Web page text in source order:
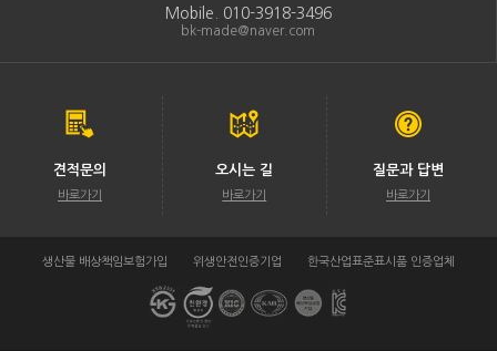
Mobile. 010-3918-3496
bk-made@naver.com
견적문의
바로가기
오시는 길
바로가기
질문과 답변
바로가기
생산물 배상책임보험가입 위생안전인증기업 한국산업표준표시품 인증업체